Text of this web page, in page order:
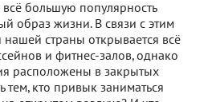
большую популярность
образ жизни. В связи с этим
страны открывается всё
и фитнес-залов, однако
расположены в закрытых
кто привык заниматься